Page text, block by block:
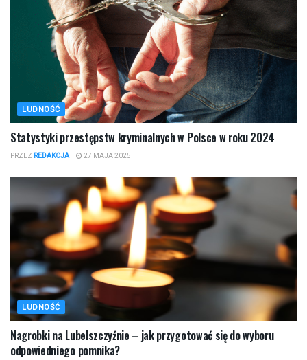
LUDNOŚĆ
Statystyki przestępstw kryminalnych w Polsce w roku 2024
PRZEZ REDAKCJA 27 MAJA 2025
LUDNOŚĆ
Nagrobki na Lubelszczyźnie – jak przygotować się do wyboru
odpowiedniego pomnika?